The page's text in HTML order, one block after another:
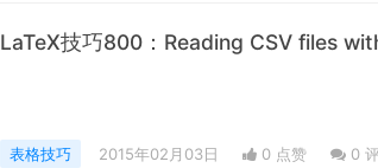
LaTeX技巧800：Reading CSV files
表格技巧 2015年02月03日 0 点赞 0